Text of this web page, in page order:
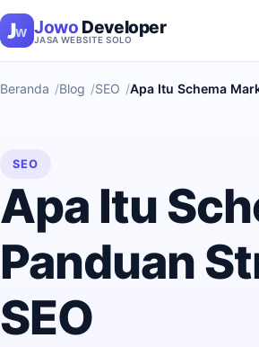
Jowo Developer
JASA WEBSITE SOLO
Beranda Blog SEO Apa Itu Schema
SEO
Apa Itu
Panduan
SEO